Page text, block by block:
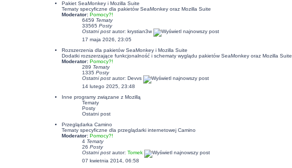
Pakiet SeaMonkey i Mozilla Suite
Tematy specyficzne dla pakietów SeaMonkey oraz Mozilla Suite
Moderator: Pomocy?!
6459 Tematy
33565 Posty
Ostatni postautor: krystian3w
17 maja 2026, 23:05
Rozszerzenia dla pakietów SeaMonkey i Mozilla Suite
Dodatki rozszerzające funkcjonalność i schematy wyglądu pakietów SeaMonkey oraz Mozilla Suite
Moderator: Pomocy?!
289 Tematy
1335 Posty
Ostatni postautor: Devvs
14 lutego 2025, 23:48
Inne programy związane z Mozillą
Tematy
Posty
Ostatni post
Przeglądarka Camino
Tematy specyficzne dla przeglądarki internetowej Camino
Moderator: Pomocy?!
4 Tematy
26 Posty
Ostatni postautor: Tomek
07 kwietnia 2014, 06:58